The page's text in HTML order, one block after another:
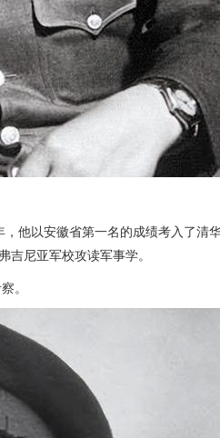
他以安徽省第一名的成绩考入了清
尼亚军校攻读军事学。
。